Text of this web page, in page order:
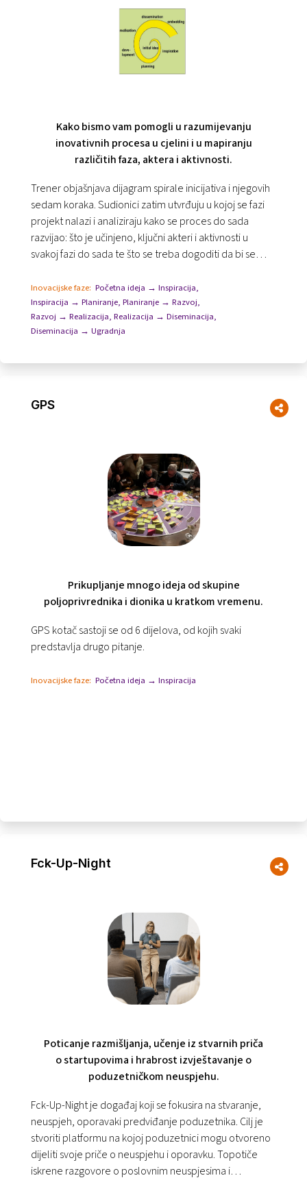
Kako bismo vam pomogli u razumijevanju
inovativnih procesa u cjelini i u mapiranju
različitih faza, aktera i aktivnosti.
Trener objašnjava dijagram spirale inicijativa i njegovih
sedam koraka. Sudionici zatim utvrđuju u kojoj se fazi
projekt nalazi i analiziraju kako se proces do sada
razvijao: što je učinjeno, ključni akteri i aktivnosti u
svakoj fazi do sada te što se treba dogoditi da bi se
Inovacijske faze: Početna ideja → Inspiracija,
Inspiracija → Planiranje, Planiranje → Razvoj,
Razvoj → Realizacija, Realizacija → Diseminacija,
Diseminacija → Ugradnja
GPS
Prikupljanje mnogo ideja od skupine
poljoprivrednika i dionika u kratkom vremenu.
GPS kotač sastoji se od 6 dijelova, od kojih svaki
predstavlja drugo pitanje.
Inovacijske faze: Početna ideja → Inspiracija
Fck-Up-Night
Poticanje razmišljanja, učenje iz stvarnih priča
o startupovima i hrabrost izvještavanje o
poduzetničkom neuspjehu.
Fck-Up-Night je događaj koji se fokusira na stvaranje,
neuspjeh, oporavaki predviđanje poduzetnika. Cilj je
stvoriti platformu na kojoj poduzetnici mogu otvoreno
dijeliti svoje priče o neuspjehu i oporavku. Topotiče
iskrene razgovore o poslovnim neuspjesima i